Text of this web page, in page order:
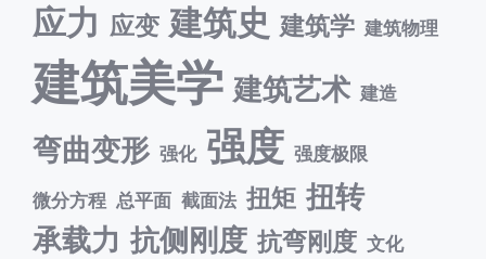
应力 应变 建筑史 建筑学 建筑物理
建筑美学 建筑艺术 建造
弯曲变形 强化 强度 强度极限
微分方程 总平面 截面法 扭矩 扭转
承载力 抗侧刚度 抗弯刚度 文化